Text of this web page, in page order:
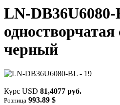
LN-
черный
Курс USD 81,4077 руб.
Розница 993.89 $